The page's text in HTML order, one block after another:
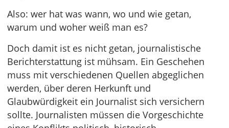
Also: wer hat was wann, wo und wie getan,
warum und woher weiß man es?
Doch damit ist es nicht getan, journalistische
Berichterstattung ist mühsam. Ein Geschehen
muss mit verschiedenen Quellen abgeglichen
werden, über deren Herkunft und
Glaubwürdigkeit ein Journalist sich versichern
sollte. Journalisten müssen die Vorgeschichte